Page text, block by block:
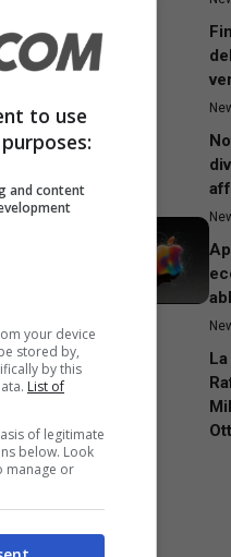
ad
altre
i ticket
di
di
to use
and content
your device
stored by,
by this
List of
of legitimate
below. Look
manage or